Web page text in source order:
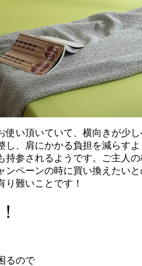
い頂いていて、横向きが少
、肩にかかる負担を減らすよ
参されるようです。ご主人
ペーンの時に買い換えたいと
難いことです！
るので